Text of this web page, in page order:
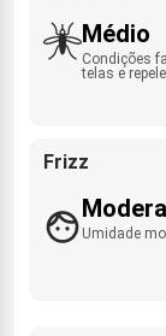
Médio
Condições
telas e
Frizz
Umidade